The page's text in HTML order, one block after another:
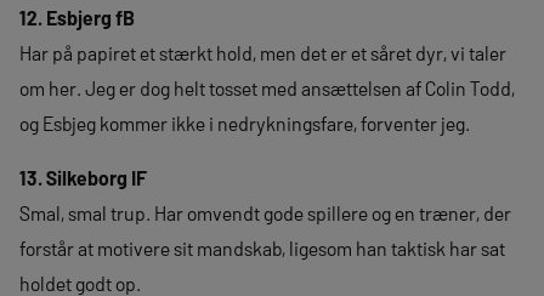
12. Esbjerg fB
Har på papiret et stærkt hold, men det er et såret dyr, vi taler
om her. Jeg er dog helt tosset med ansættelsen af Colin Todd,
og Esbjeg kommer ikke i nedrykningsfare, forventer jeg.
13. Silkeborg IF
Smal, smal trup. Har omvendt gode spillere og en træner, der
forstår at motivere sit mandskab, ligesom han taktisk har sat
holdet godt op.